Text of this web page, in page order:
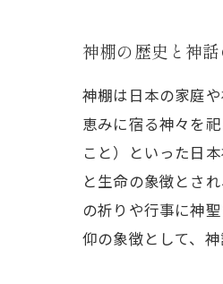
神棚の歴史と神
神棚は日本の家庭
恵みに宿る神々を
こと）といった日
と生命の象徴とさ
の祈りや行事に神
仰の象徴として、